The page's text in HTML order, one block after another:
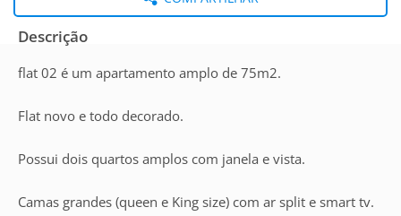
Descrição
flat 02 é um apartamento amplo de 75m2.
Flat novo e todo decorado.
Possui dois quartos amplos com janela e vista.
Camas grandes (queen e King size) com ar split e smart tv.